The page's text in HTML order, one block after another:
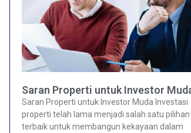
Saran Properti untuk Investor
Saran Properti untuk Investor Muda Investasi
properti telah lama menjadi salah satu pilihan
terbaik untuk membangun kekayaan dalam